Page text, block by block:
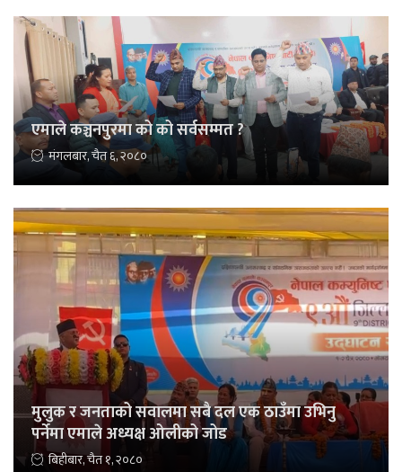
एमाले कञ्चनपुरमा को को सर्वसम्मत ?
मंगलबार, चैत ६, २०८०
मुलुक र जनताको सवालमा सबै दल एक ठाउँमा उभिनु
पर्नेमा एमाले अध्यक्ष ओलीको जोड
बिहीबार, चैत १, २०८०